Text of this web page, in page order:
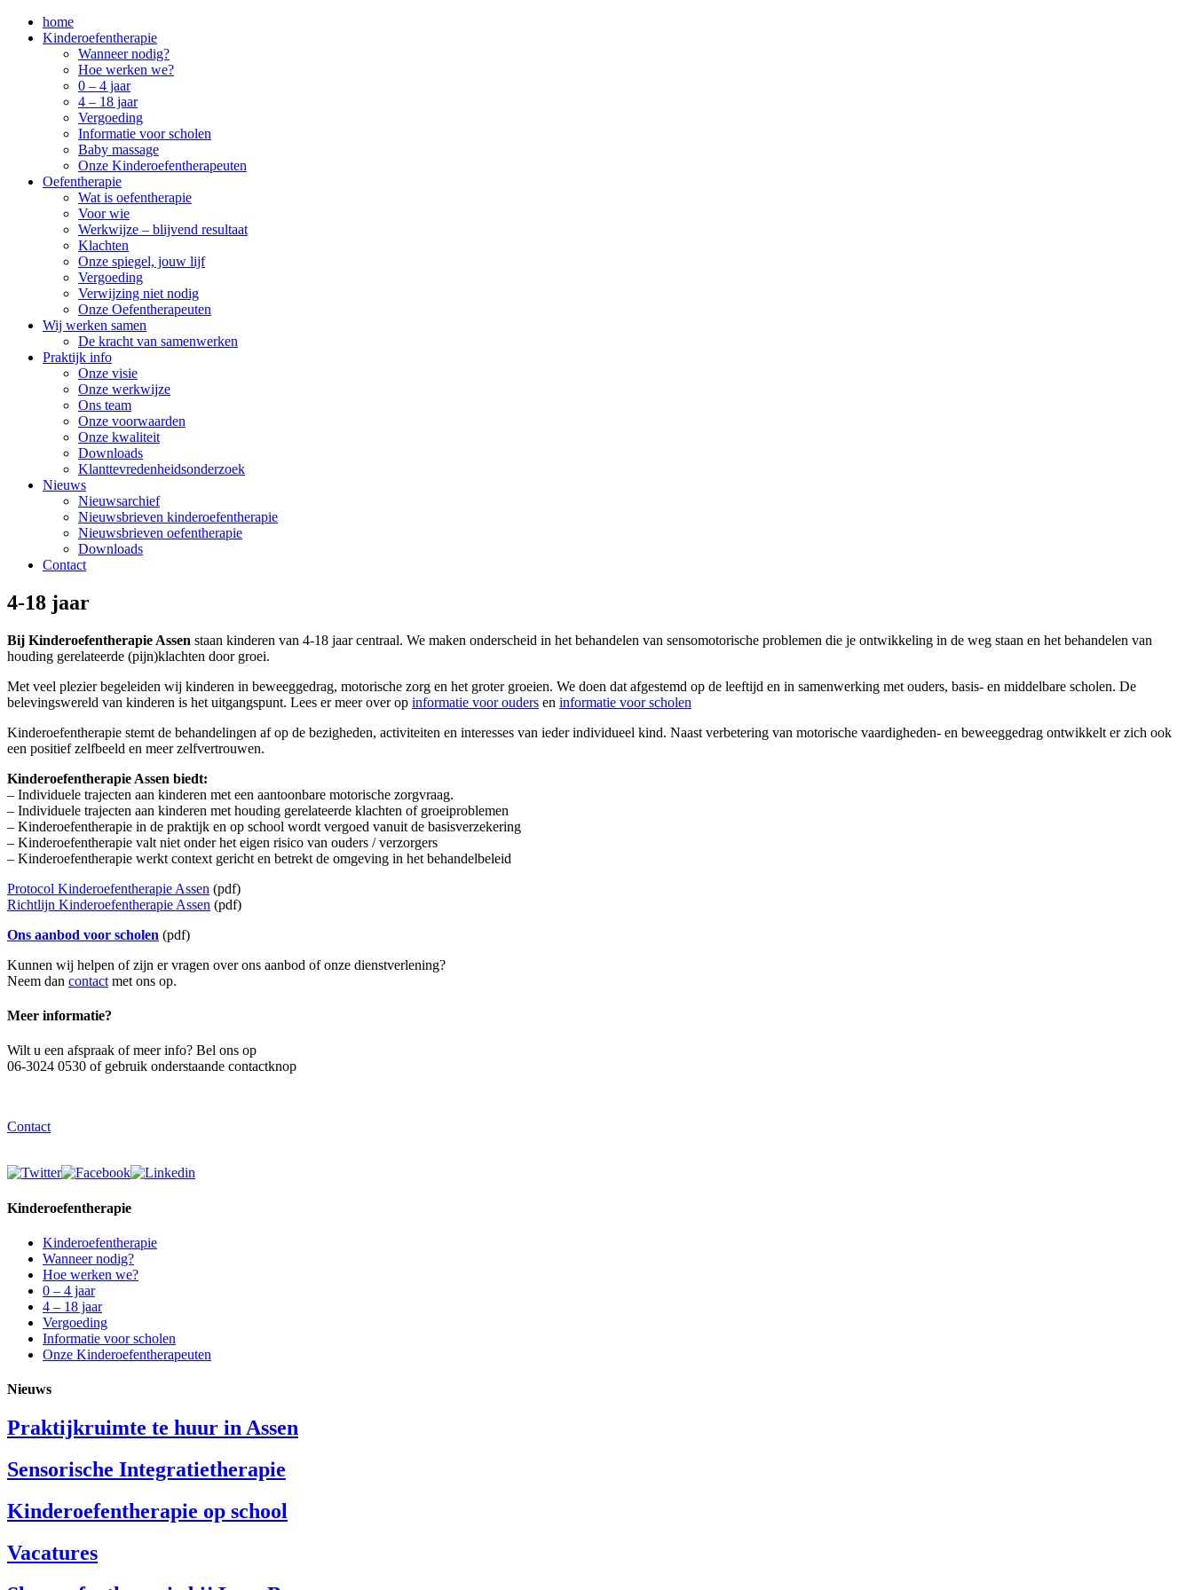
home
Kinderoefentherapie
Wanneer nodig?
Hoe werken we?
0 – 4 jaar
4 – 18 jaar
Vergoeding
Informatie voor scholen
Baby massage
Onze Kinderoefentherapeuten
Oefentherapie
Wat is oefentherapie
Voor wie
Werkwijze – blijvend resultaat
Klachten
Onze spiegel, jouw lijf
Vergoeding
Verwijzing niet nodig
Onze Oefentherapeuten
Wij werken samen
De kracht van samenwerken
Praktijk info
Onze visie
Onze werkwijze
Ons team
Onze voorwaarden
Onze kwaliteit
Downloads
Klanttevredenheidsonderzoek
Nieuws
Nieuwsarchief
Nieuwsbrieven kinderoefentherapie
Nieuwsbrieven oefentherapie
Downloads
Contact
4-18 jaar
Bij Kinderoefentherapie Assen staan kinderen van 4-18 jaar centraal. We maken onderscheid in het behandelen van sensomotorische problemen die je ontwikkeling in de weg staan en het behandelen van
houding gerelateerde (pijn)klachten door groei.
Met veel plezier begeleiden wij kinderen in beweeggedrag, motorische zorg en het groter groeien. We doen dat afgestemd op de leeftijd en in samenwerking met ouders, basis- en middelbare scholen. De
belevingswereld van kinderen is het uitgangspunt. Lees er meer over op informatie voor ouders en informatie voor scholen
Kinderoefentherapie stemt de behandelingen af op de bezigheden, activiteiten en interesses van ieder individueel kind. Naast verbetering van motorische vaardigheden- en beweeggedrag ontwikkelt er zich ook
een positief zelfbeeld en meer zelfvertrouwen.
Kinderoefentherapie Assen biedt:
– Individuele trajecten aan kinderen met een aantoonbare motorische zorgvraag.
– Individuele trajecten aan kinderen met houding gerelateerde klachten of groeiproblemen
– Kinderoefentherapie in de praktijk en op school wordt vergoed vanuit de basisverzekering
– Kinderoefentherapie valt niet onder het eigen risico van ouders / verzorgers
– Kinderoefentherapie werkt context gericht en betrekt de omgeving in het behandelbeleid
Protocol Kinderoefentherapie Assen (pdf)
Richtlijn Kinderoefentherapie Assen (pdf)
Ons aanbod voor scholen (pdf)
Kunnen wij helpen of zijn er vragen over ons aanbod of onze dienstverlening?
Neem dan contact met ons op.
Meer informatie?
Wilt u een afspraak of meer info? Bel ons op
06-3024 0530 of gebruik onderstaande contactknop
Contact
Kinderoefentherapie
Kinderoefentherapie
Wanneer nodig?
Hoe werken we?
0 – 4 jaar
4 – 18 jaar
Vergoeding
Informatie voor scholen
Onze Kinderoefentherapeuten
Nieuws
Praktijkruimte te huur in Assen
Sensorische Integratietherapie
Kinderoefentherapie op school
Vacatures